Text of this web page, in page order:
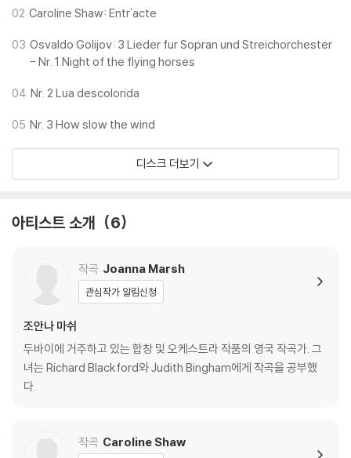
02 Caroline Shaw: Entr'acte
03 Osvaldo Golijov: 3 Lieder fur Sopran und Streichorchester
- Nr. 1 Night of the flying horses
04 Nr. 2 Lua descolorida
05 Nr. 3 How slow the wind
디스크 더보기
아티스트 소개 6
작곡 Joanna Marsh
관심작가 알림신청
조안나 마쉬
두바이에 거주하고 있는 합창 및 오케스트라 작품의 영국 작곡가. 그
녀는 Richard Blackford와 Judith Bingham에게 작곡을 공부했
다.
작곡 Caroline Shaw